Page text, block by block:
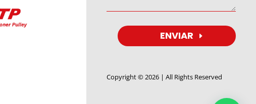
ENVIAR
Copyright © 2026 | All Rights Reserved